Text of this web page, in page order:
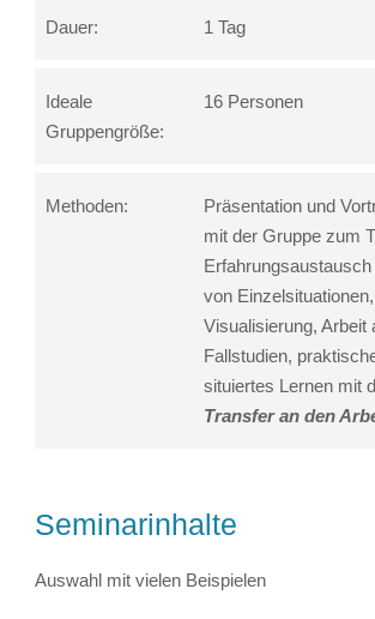
Dauer: 1 Tag
Ideale
Gruppengröße:
16 Personen
Methoden:
Präsentation und
mit der Gruppe zum
von Einzelsituationen,
Visualisierung, Arbeit
Fallstudien,
situiertes Lernen mit
Transfer an den
Seminarinhalte
Auswahl mit vielen Beispielen